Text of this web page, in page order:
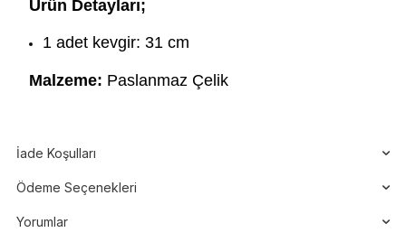
Ürün Detayları;
1 adet kevgir: 31 cm
Malzeme: Paslanmaz Çelik
İade Koşulları
Ödeme Seçenekleri
Yorumlar